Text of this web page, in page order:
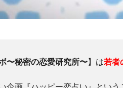
〜秘密の恋愛研究所〜】は若者